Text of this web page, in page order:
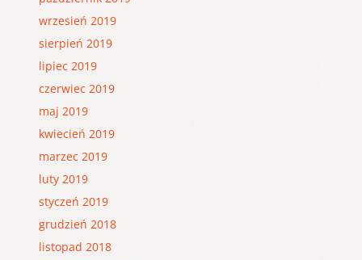
wrzesień 2019
sierpień 2019
lipiec 2019
czerwiec 2019
maj 2019
kwiecień 2019
marzec 2019
luty 2019
styczeń 2019
grudzień 2018
listopad 2018